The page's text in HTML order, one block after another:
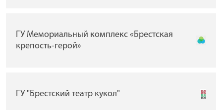
ГУ Мемориальный комплекс «Брестская
крепость-герой»
ГУ "Брестский театр кукол"